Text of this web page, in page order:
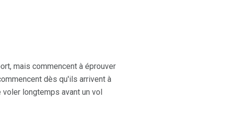
mais commencent à éprouver
dès qu'ils arrivent à
longtemps avant un vol